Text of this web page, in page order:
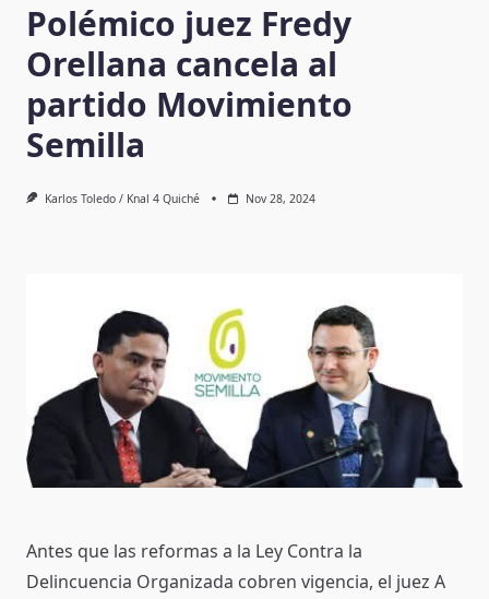
Polémico juez Fredy
Orellana cancela al
partido Movimiento
Semilla
Karlos Toledo / Knal 4 Quiché Nov 28, 2024
Antes que las reformas a la Ley Contra la
Delincuencia Organizada cobren vigencia, el juez A